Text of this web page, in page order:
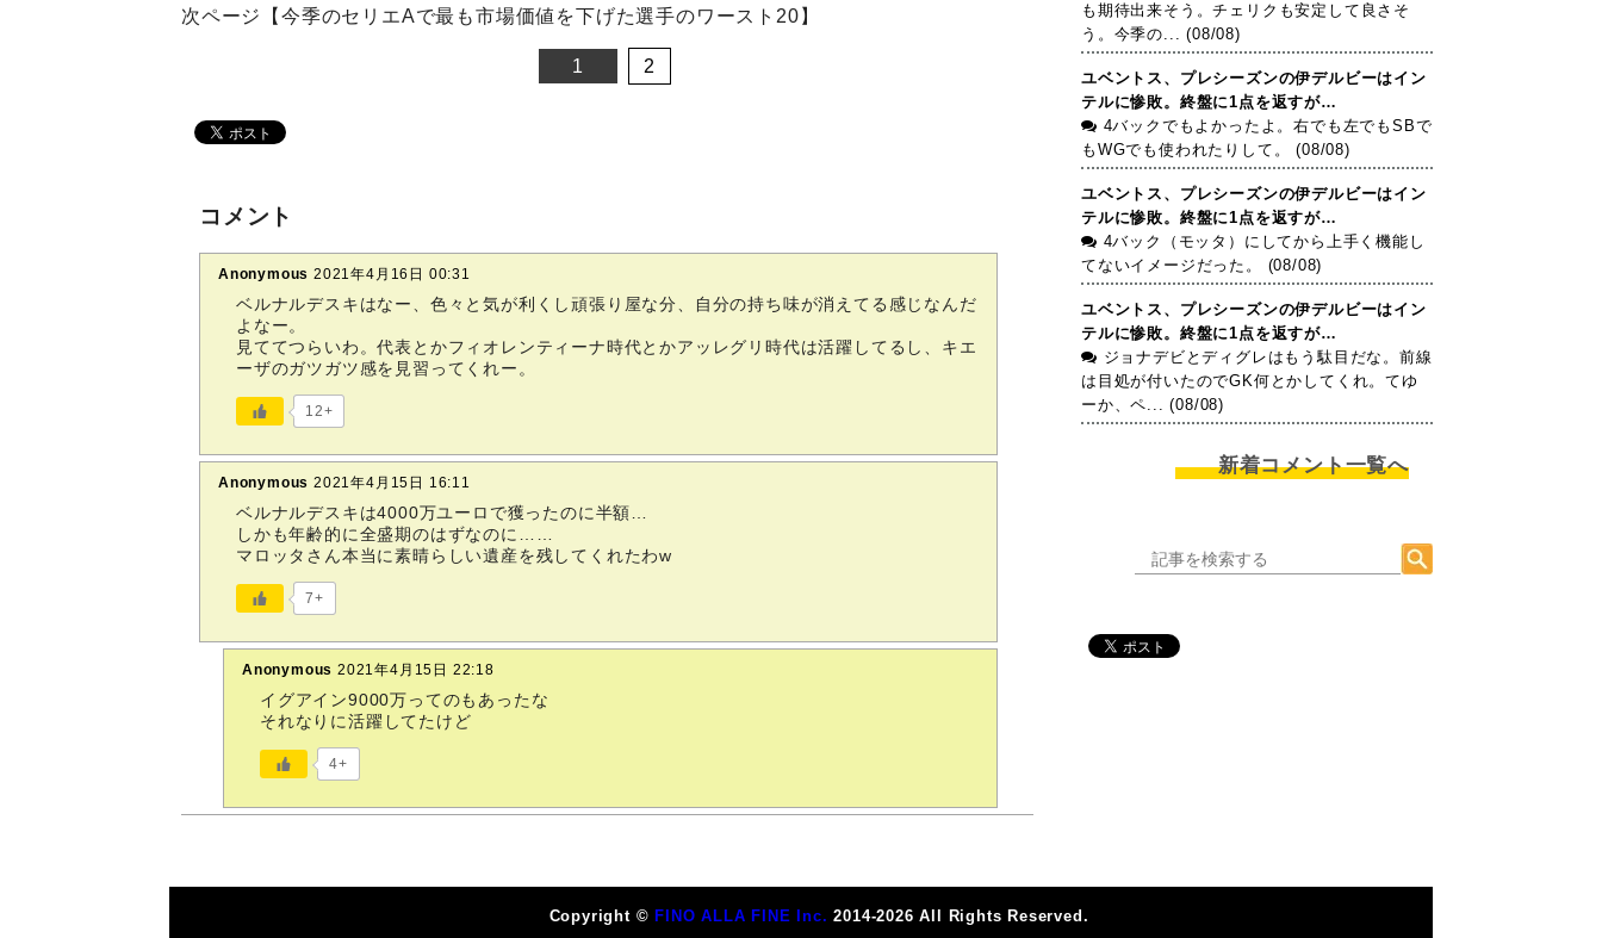
次ページ【今季のセリエAで最も市場価値を下げた選手のワースト20】
1 2
コメント
Anonymous 2021年4月16日 00:31
ベルナルデスキはなー、色々と気が利くし頑張り屋な分、自分の持ち味が消えてる感じなんだ
よなー。
見ててつらいわ。代表とかフィオレンティーナ時代とかアッレグリ時代は活躍してるし、キエ
ーザのガツガツ感を見習ってくれー。
12+
Anonymous 2021年4月15日 16:11
ベルナルデスキは4000万ユーロで獲ったのに半額…
しかも年齢的に全盛期のはずなのに……
マロッタさん本当に素晴らしい遺産を残してくれたわw
7+
Anonymous 2021年4月15日 22:18
イグアイン9000万ってのもあったな
それなりに活躍してたけど
4+
も期待出来そう。チェリクも安定して良さそ
う。今季の... (08/08)
ユベントス、プレシーズンの伊デルビーはイン
テルに惨敗。終盤に1点を返すが…
4バックでもよかったよ。右でも左でもSBで
もWGでも使われたりして。 (08/08)
ユベントス、プレシーズンの伊デルビーはイン
テルに惨敗。終盤に1点を返すが…
4バック（モッタ）にしてから上手く機能し
てないイメージだった。 (08/08)
ユベントス、プレシーズンの伊デルビーはイン
テルに惨敗。終盤に1点を返すが…
ジョナデビとディグレはもう駄目だな。前線
は目処が付いたのでGK何とかしてくれ。てゆ
ーか、ペ... (08/08)
新着コメント一覧へ
Copyright © FINO ALLA FINE Inc. 2014-2026 All Rights Reserved.